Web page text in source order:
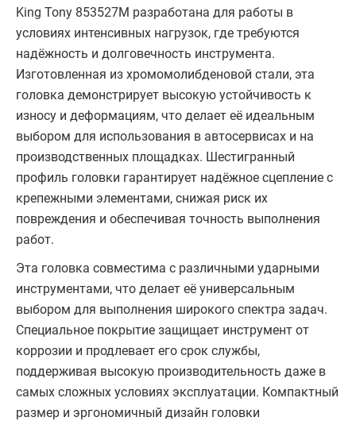
King Tony 853527M разработана для работы в
условиях интенсивных нагрузок, где требуются
надёжность и долговечность инструмента.
Изготовленная из хромомолибденовой стали, эта
головка демонстрирует высокую устойчивость к
износу и деформациям, что делает её идеальным
выбором для использования в автосервисах и на
производственных площадках. Шестигранный
профиль головки гарантирует надёжное сцепление с
крепежными элементами, снижая риск их
повреждения и обеспечивая точность выполнения
работ.
Эта головка совместима с различными ударными
инструментами, что делает её универсальным
выбором для выполнения широкого спектра задач.
Специальное покрытие защищает инструмент от
коррозии и продлевает его срок службы,
поддерживая высокую производительность даже в
самых сложных условиях эксплуатации. Компактный
размер и эргономичный дизайн головки